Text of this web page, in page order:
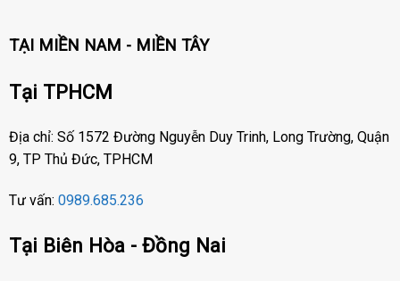
TẠI MIỀN NAM - MIỀN TÂY
Tại TPHCM
Địa chỉ: Số 1572 Đường Nguyễn Duy Trinh, Long Trường, Quận
9, TP Thủ Đức, TPHCM
Tư vấn: 0989.685.236
Tại Biên Hòa - Đồng Nai